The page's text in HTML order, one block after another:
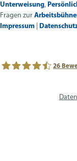
Unterweisung,
Fragen zur
Impressum
avs SYSTEM LIFT AG
26